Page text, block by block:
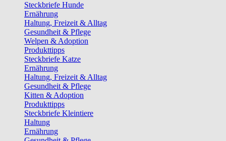
Steckbriefe Hunde
Ernährung
Haltung, Freizeit & Alltag
Gesundheit & Pflege
Welpen & Adoption
Produkttipps
Steckbriefe Katze
Ernährung
Haltung, Freizeit & Alltag
Gesundheit & Pflege
Kitten & Adoption
Produkttipps
Steckbriefe Kleintiere
Haltung
Ernährung